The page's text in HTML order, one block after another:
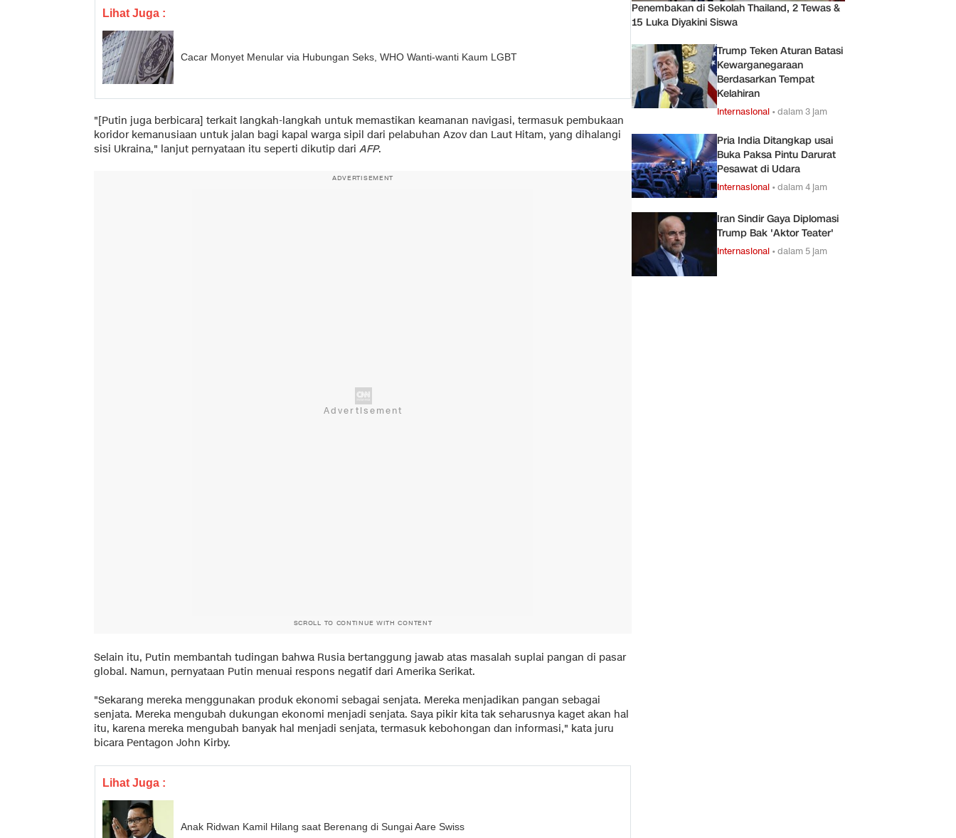
Lihat Juga :
Cacar Monyet Menular via Hubungan Seks, WHO Wanti-wanti Kaum LGBT
"[Putin juga berbicara] terkait langkah-langkah untuk memastikan keamanan navigasi, termasuk pembukaan
koridor kemanusiaan untuk jalan bagi kapal warga sipil dari pelabuhan Azov dan Laut Hitam, yang dihalangi
sisi Ukraina," lanjut pernyataan itu seperti dikutip dari AFP.
ADVERTISEMENT
SCROLL TO CONTINUE WITH CONTENT
Selain itu, Putin membantah tudingan bahwa Rusia bertanggung jawab atas masalah suplai pangan di pasar
global. Namun, pernyataan Putin menuai respons negatif dari Amerika Serikat.
"Sekarang mereka menggunakan produk ekonomi sebagai senjata. Mereka menjadikan pangan sebagai
senjata. Mereka mengubah dukungan ekonomi menjadi senjata. Saya pikir kita tak seharusnya kaget akan hal
itu, karena mereka mengubah banyak hal menjadi senjata, termasuk kebohongan dan informasi," kata juru
bicara Pentagon John Kirby.
Lihat Juga :
Anak Ridwan Kamil Hilang saat Berenang di Sungai Aare Swiss
Penembakan di Sekolah Thailand, 2 Tewas &
15 Luka Diyakini Siswa
Trump Teken Aturan Batasi
Kewarganegaraan
Berdasarkan Tempat
Kelahiran
Internasional •dalam 3 jam
Pria India Ditangkap usai
Buka Paksa Pintu Darurat
Pesawat di Udara
Internasional •dalam 4 jam
Iran Sindir Gaya Diplomasi
Trump Bak 'Aktor Teater'
Internasional •dalam 5 jam